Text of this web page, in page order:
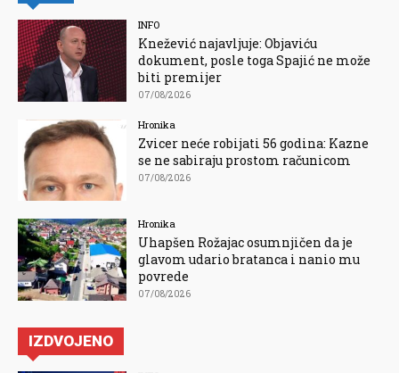
INFO
Knežević najavljuje: Objaviću
dokument, posle toga Spajić ne može
biti premijer
07/08/2026
Hronika
Zvicer neće robijati 56 godina: Kazne
se ne sabiraju prostom računicom
07/08/2026
Hronika
Uhapšen Rožajac osumnjičen da je
glavom udario bratanca i nanio mu
povrede
07/08/2026
IZDVOJENO